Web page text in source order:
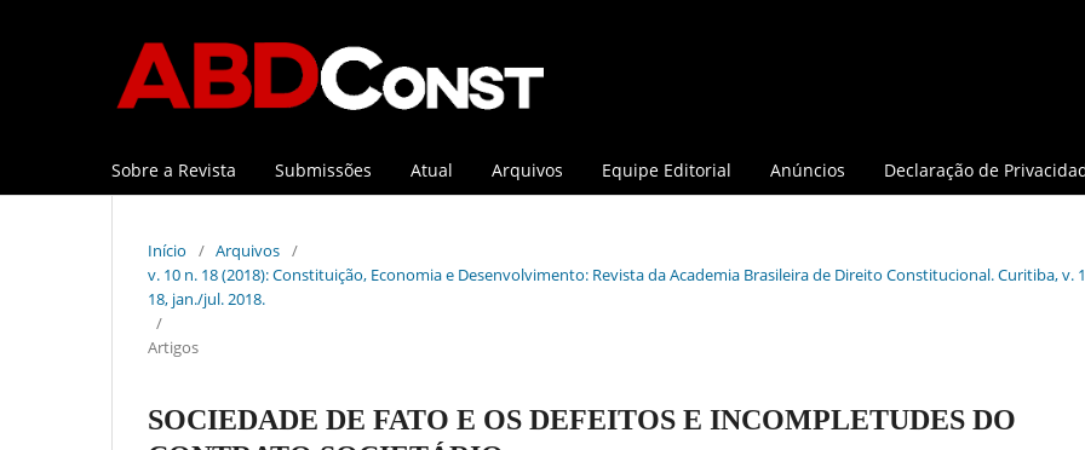
Sobre a Revista Submissões Atual Arquivos Equipe Editorial Anúncios Declaração de
Início / Arquivos /
v. 10 n. 18 (2018): Constituição, Economia e Desenvolvimento: Revista da Academia Brasileira de Direito Constitucional. Curitiba, v.
18, jan./jul. 2018.
/
Artigos
SOCIEDADE DE FATO E OS DEFEITOS E INCOMPLETUDES DO